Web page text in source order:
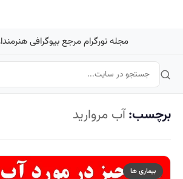
مجله نورگرام مرجع بیوگرافی
برچسب:آب مروارید
بیماری ها